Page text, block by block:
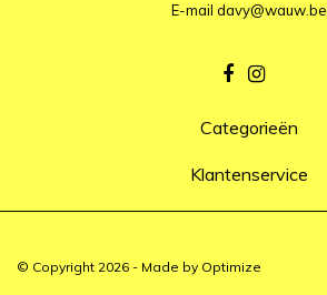
E-mail davy@wauw.be
Categorieën
Klantenservice
© Copyright 2026 - Made by Optimize